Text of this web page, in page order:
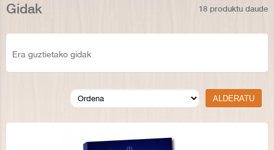
Gidak 18 produktu daude
Era guztietako gidak